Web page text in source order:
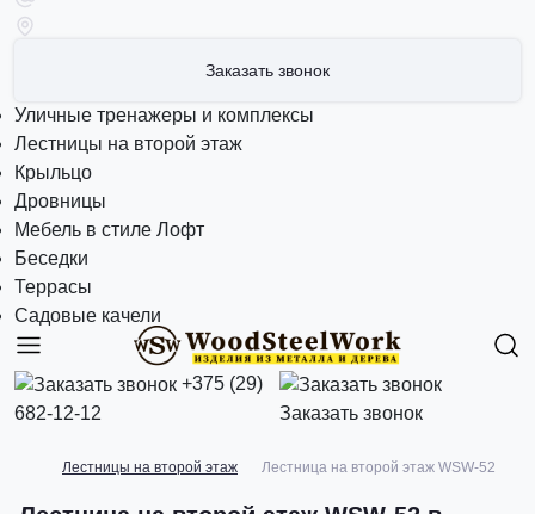
Заказать звонок
Уличные тренажеры и комплексы
Лестницы на второй этаж
Крыльцо
Дровницы
Мебель в стиле Лофт
Беседки
Террасы
Садовые качели
+375 (29)
682-12-12
Заказать звонок
Лестницы на второй этаж Лестница на второй этаж WSW-52